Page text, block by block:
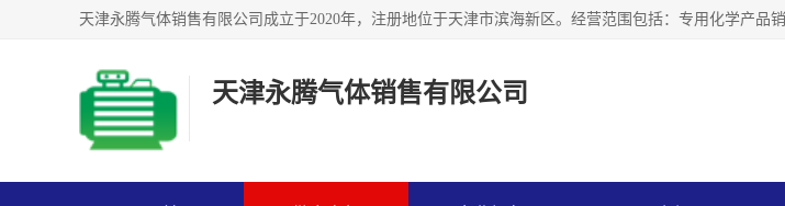
天津永腾气体销售有限公司